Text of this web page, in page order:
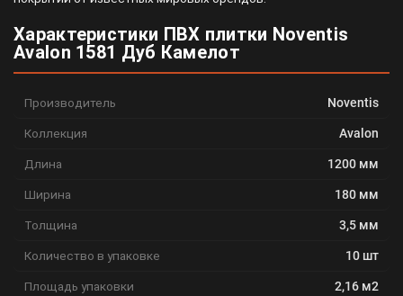
Характеристики ПВХ плитки Noventis
Avalon 1581 Дуб Камелот
Производитель Noventis
Коллекция Avalon
Длина 1200 мм
Ширина 180 мм
Толщина 3,5 мм
Количество в упаковке 10 шт
Площадь упаковки 2,16 м2